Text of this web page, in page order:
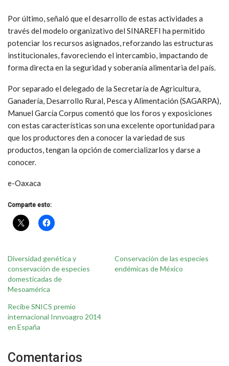
Por último, señaló que el desarrollo de estas actividades a
través del modelo organizativo del SINAREFI ha permitido
potenciar los recursos asignados, reforzando las estructuras
institucionales, favoreciendo el intercambio, impactando de
forma directa en la seguridad y soberanía alimentaria del país.
Por separado el delegado de la Secretaría de Agricultura,
Ganadería, Desarrollo Rural, Pesca y Alimentación (SAGARPA),
Manuel García Corpus comentó que los foros y exposiciones
con estas características son una excelente oportunidad para
que los productores den a conocer la variedad de sus
productos, tengan la opción de comercializarlos y darse a
conocer.
e-Oaxaca
Comparte esto:
Diversidad genética y
conservación de especies
domesticadas de
Mesoamérica
Conservación de las especies
endémicas de México
Recibe SNICS premio
internacional Innvoagro 2014
en España
Comentarios